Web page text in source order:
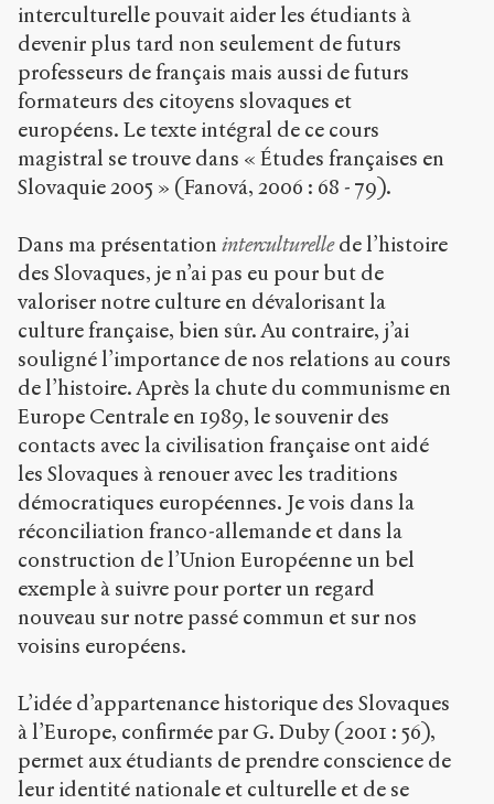
interculturelle pouvait aider les étudiants à
devenir plus tard non seulement de futurs
professeurs de français mais aussi de futurs
formateurs des citoyens slovaques et
européens. Le texte intégral de ce cours
magistral se trouve dans « Études françaises en
Slovaquie 2005 » (Fanová, 2006 : 68 - 79).
Dans ma présentation interculturellede l’histoire
des Slovaques, je n’ai pas eu pour but de
valoriser notre culture en dévalorisant la
culture française, bien sûr. Au contraire, j’ai
souligné l’importance de nos relations au cours
de l’histoire. Après la chute du communisme en
Europe Centrale en 1989, le souvenir des
contacts avec la civilisation française ont aidé
les Slovaques à renouer avec les traditions
démocratiques européennes. Je vois dans la
réconciliation franco-allemande et dans la
construction de l’Union Européenne un bel
exemple à suivre pour porter un regard
nouveau sur notre passé commun et sur nos
voisins européens.
L’idée d’appartenance historique des Slovaques
à l’Europe, confirmée par G. Duby (2001 : 56),
permet aux étudiants de prendre conscience de
leur identité nationale et culturelle et de se